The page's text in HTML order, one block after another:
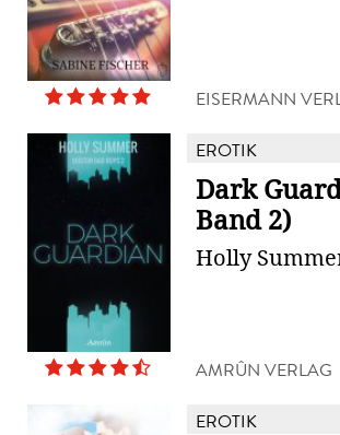
EISERMANN
EROTIK
Dark
Band 2)
Holly
AMRÛN VERLAG
EROTIK